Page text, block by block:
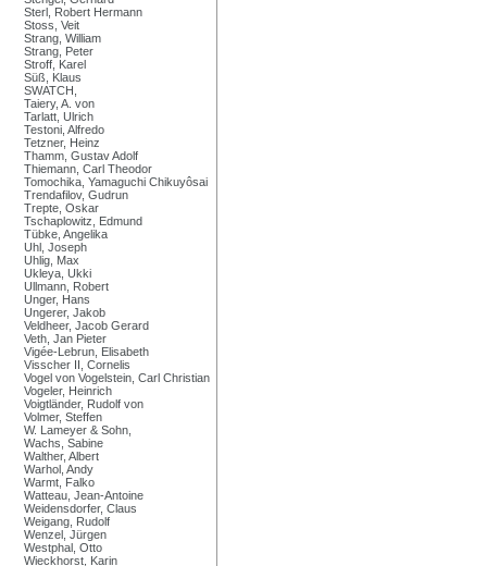
Sterl, Robert Hermann
Stoss, Veit
Strang, William
Strang, Peter
Stroff, Karel
Süß, Klaus
SWATCH,
Taiery, A. von
Tarlatt, Ulrich
Testoni, Alfredo
Tetzner, Heinz
Thamm, Gustav Adolf
Thiemann, Carl Theodor
Tomochika, Yamaguchi Chikuyôsai
Trendafilov, Gudrun
Trepte, Oskar
Tschaplowitz, Edmund
Tübke, Angelika
Uhl, Joseph
Uhlig, Max
Ukleya, Ukki
Ullmann, Robert
Unger, Hans
Ungerer, Jakob
Veldheer, Jacob Gerard
Veth, Jan Pieter
Vigée-Lebrun, Elisabeth
Visscher II, Cornelis
Vogel von Vogelstein, Carl Christian
Vogeler, Heinrich
Voigtländer, Rudolf von
Volmer, Steffen
W. Lameyer & Sohn,
Wachs, Sabine
Walther, Albert
Warhol, Andy
Warmt, Falko
Watteau, Jean-Antoine
Weidensdorfer, Claus
Weigang, Rudolf
Wenzel, Jürgen
Westphal, Otto
Wieckhorst, Karin